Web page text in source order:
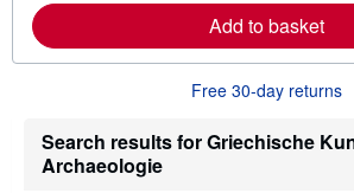
a
o
s
Add to basket
Free 30-day returns
Search results for Griechische
Archaeologie